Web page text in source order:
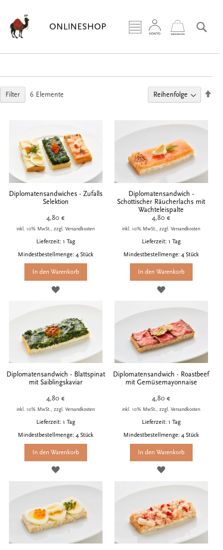
ONLINESHOP
springen
Filter 6 Elemente
Diplomatensandwiches - Zufalls
Selektion
4,80 €
inkl. 10% MwSt., zzgl. Versandkosten
Lieferzeit: 1 Tag
Mindestbestellmenge: 4 Stück
In den Warenkorb
ZUR
HINZUFÜGEN
Diplomatensandwich -
Schottischer Räucherlachs mit
Wachteleispalte
4,80 €
inkl. 10% MwSt., zzgl. Versandkosten
Lieferzeit: 1 Tag
Mindestbestellmenge: 4 Stück
In den Warenkorb
ZUR
WUNSCHLISTE
HINZUFÜGEN
Diplomatensandwich - Blattspinat
mit Saiblingskaviar
4,80 €
inkl. 10% MwSt., zzgl. Versandkosten
Lieferzeit: 1 Tag
Mindestbestellmenge: 4 Stück
In den Warenkorb
ZUR
WUNSCHLISTE
HINZUFÜGEN
Diplomatensandwich - Roastbeef
mit Gemüsemayonnaise
4,80 €
inkl. 10% MwSt., zzgl. Versandkosten
Lieferzeit: 1 Tag
Mindestbestellmenge: 4 Stück
In den Warenkorb
ZUR
WUNSCHLISTE
HINZUFÜGEN